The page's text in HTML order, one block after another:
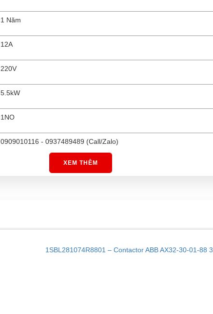
1 Năm
12A
220V
5.5kW
1NO
0909010116 - 0937489489 (Call/Zalo)
XEM THÊM